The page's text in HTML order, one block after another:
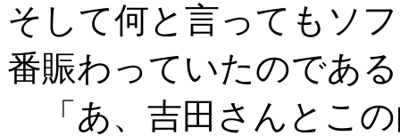
そして何と言ってもソ
番賑わっていたのであ
「あ、吉田さんとこ